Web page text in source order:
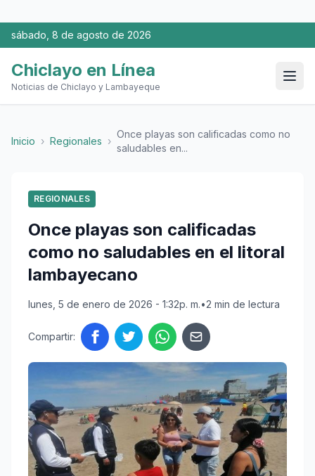
sábado, 8 de agosto de 2026
Chiclayo en Línea
Noticias de Chiclayo y Lambayeque
Inicio › Regionales ›
Once playas son calificadas como no
saludables en...
REGIONALES
Once playas son calificadas
como no saludables en el litoral
lambayecano
lunes, 5 de enero de 2026 - 1:32p. m.•2 min de lectura
Compartir: